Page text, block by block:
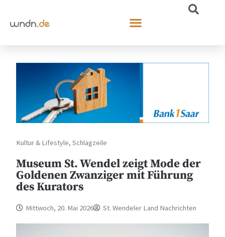
Kultur & Lifestyle,Schlagzeile
Museum St. Wendel zeigt Mode der
Goldenen Zwanziger mit Führung
des Kurators
Mittwoch, 20. Mai 2026 St. Wendeler Land Nachrichten